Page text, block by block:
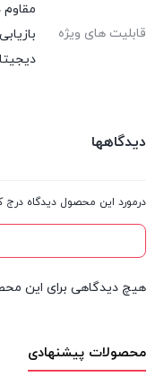
قابلیت های ویژه
مقاوم
دیدگاهها
درمورد این محصول دیدگاه درج
هیچ دیدگاهی برای این
محصولات پیشنهادی